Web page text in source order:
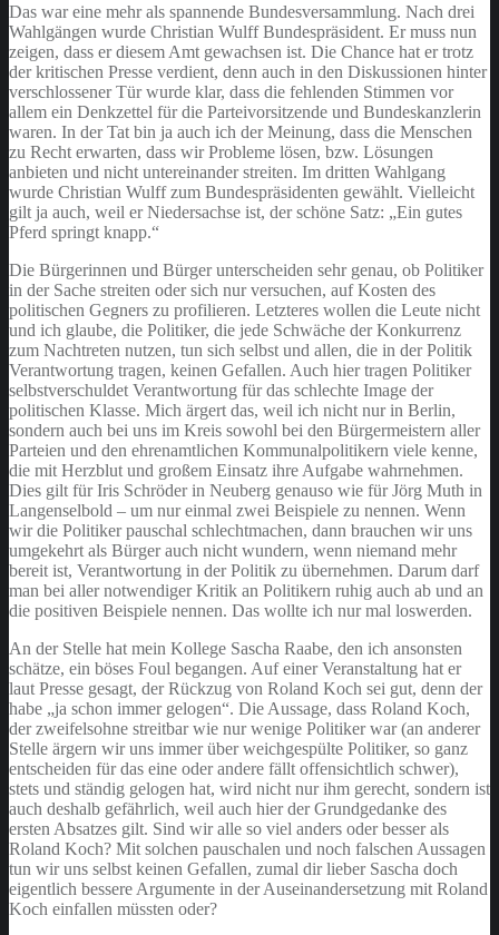
Das war eine mehr als spannende Bundesversammlung. Nach drei
Wahlgängen wurde Christian Wulff Bundespräsident. Er muss nun
zeigen, dass er diesem Amt gewachsen ist. Die Chance hat er trotz
der kritischen Presse verdient, denn auch in den Diskussionen hinter
verschlossener Tür wurde klar, dass die fehlenden Stimmen vor
allem ein Denkzettel für die Parteivorsitzende und Bundeskanzlerin
waren. In der Tat bin ja auch ich der Meinung, dass die Menschen
zu Recht erwarten, dass wir Probleme lösen, bzw. Lösungen
anbieten und nicht untereinander streiten. Im dritten Wahlgang
wurde Christian Wulff zum Bundespräsidenten gewählt. Vielleicht
gilt ja auch, weil er Niedersachse ist, der schöne Satz: „Ein gutes
Pferd springt knapp.“
Die Bürgerinnen und Bürger unterscheiden sehr genau, ob Politiker
in der Sache streiten oder sich nur versuchen, auf Kosten des
politischen Gegners zu profilieren. Letzteres wollen die Leute nicht
und ich glaube, die Politiker, die jede Schwäche der Konkurrenz
zum Nachtreten nutzen, tun sich selbst und allen, die in der Politik
Verantwortung tragen, keinen Gefallen. Auch hier tragen Politiker
selbstverschuldet Verantwortung für das schlechte Image der
politischen Klasse. Mich ärgert das, weil ich nicht nur in Berlin,
sondern auch bei uns im Kreis sowohl bei den Bürgermeistern aller
Parteien und den ehrenamtlichen Kommunalpolitikern viele kenne,
die mit Herzblut und großem Einsatz ihre Aufgabe wahrnehmen.
Dies gilt für Iris Schröder in Neuberg genauso wie für Jörg Muth in
Langenselbold – um nur einmal zwei Beispiele zu nennen. Wenn
wir die Politiker pauschal schlechtmachen, dann brauchen wir uns
umgekehrt als Bürger auch nicht wundern, wenn niemand mehr
bereit ist, Verantwortung in der Politik zu übernehmen. Darum darf
man bei aller notwendiger Kritik an Politikern ruhig auch ab und an
die positiven Beispiele nennen. Das wollte ich nur mal loswerden.
An der Stelle hat mein Kollege Sascha Raabe, den ich ansonsten
schätze, ein böses Foul begangen. Auf einer Veranstaltung hat er
laut Presse gesagt, der Rückzug von Roland Koch sei gut, denn der
habe „ja schon immer gelogen“. Die Aussage, dass Roland Koch,
der zweifelsohne streitbar wie nur wenige Politiker war (an anderer
Stelle ärgern wir uns immer über weichgespülte Politiker, so ganz
entscheiden für das eine oder andere fällt offensichtlich schwer),
stets und ständig gelogen hat, wird nicht nur ihm gerecht, sondern ist
auch deshalb gefährlich, weil auch hier der Grundgedanke des
ersten Absatzes gilt. Sind wir alle so viel anders oder besser als
Roland Koch? Mit solchen pauschalen und noch falschen Aussagen
tun wir uns selbst keinen Gefallen, zumal dir lieber Sascha doch
eigentlich bessere Argumente in der Auseinandersetzung mit Roland
Koch einfallen müssten oder?